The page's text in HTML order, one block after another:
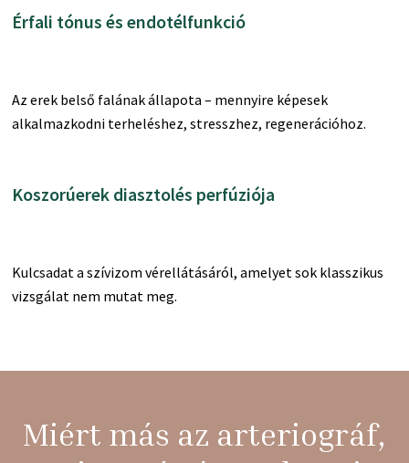
Érfali tónus és endotélfunkció
Az erek belső falának állapota – mennyire képesek
alkalmazkodni terheléshez, stresszhez, regenerációhoz.
Koszorúerek diasztolés perfúziója
Kulcsadat a szívizom vérellátásáról, amelyet sok klasszikus
vizsgálat nem mutat meg.
Miért más az arteriográf,